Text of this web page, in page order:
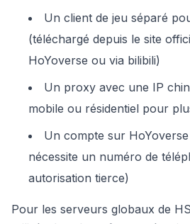
Un client de jeu séparé
(téléchargé depuis le site
HoYoverse ou via bilibili)
Un proxy avec une IP
mobile ou résidentiel pour
Un compte sur
nécessite un numéro de
autorisation tierce)
Pour les serveurs globaux de